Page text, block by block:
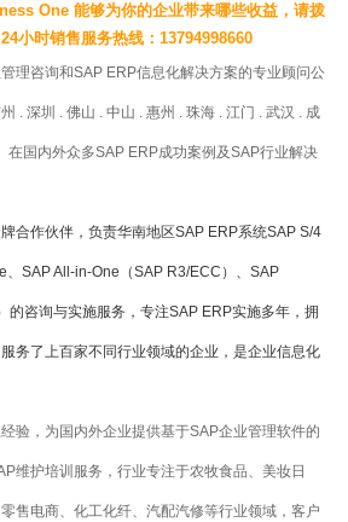
One 能够为你的企业带来哪些收益，请拨
小时销售服务热线：13794998660
理咨询和SAP ERP信息化解决方案的专业顾问公
. 深圳 . 佛山 . 中山 . 惠州 . 珠海 . 江门 . 武汉 . 成
在国内外众多SAP ERP成功案例及SAP行业解决
合作伙伴，负责华南地区SAP ERP系统SAP S/4
、SAP All-in-One（SAP R3/ECC）、SAP
的咨询与实施服务，专注SAP ERP实施多年，拥
务了上百家不同行业领域的企业，是企业信息化
验，为国内外企业提供基于SAP企业管理软件的
维护培训服务，行业专注于农牧食品、美妆日
售电商、化工化纤、汽配汽修等行业领域，客户